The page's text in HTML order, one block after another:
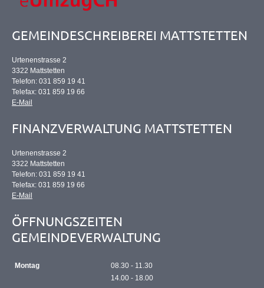
GEMEINDESCHREIBEREI MATTSTETTEN
Urtenenstrasse 2
3322 Mattstetten
Telefon: 031 859 19 41
Telefax: 031 859 19 66
E-Mail
FINANZVERWALTUNG MATTSTETTEN
Urtenenstrasse 2
3322 Mattstetten
Telefon: 031 859 19 41
Telefax: 031 859 19 66
E-Mail
ÖFFNUNGSZEITEN
GEMEINDEVERWALTUNG
Montag
08.30 - 11.30
14.00 - 18.00